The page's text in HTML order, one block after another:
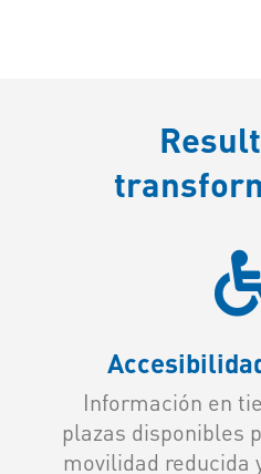
Información en
plazas disponibles
movilidad reducida